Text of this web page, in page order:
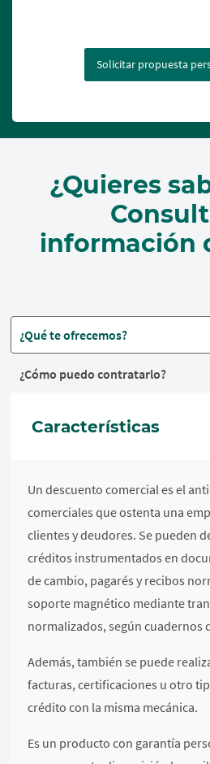
Solicitar propuesta
¿Quieres
información
¿Qué te ofrecemos?
¿Cómo puedo contratarlo?
Características
Un descuento comercial es el
comerciales que ostenta una
clientes y deudores. Se pueden
créditos instrumentados en
de cambio, pagarés y recibos
soporte magnético mediante
normalizados, según cuadernos
Además, también se puede
facturas, certificaciones u otro
crédito con la misma mecánica.
Es un producto con garantía